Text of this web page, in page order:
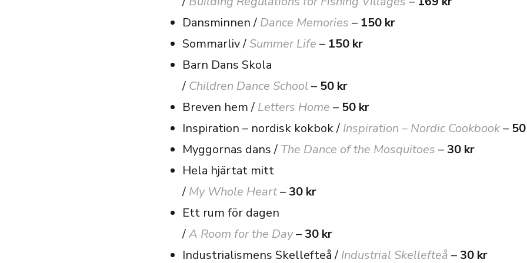
Dansminnen / Dance Memories – 150 kr
Sommarliv / Summer Life –150 kr
Barn Dans Skola
/ Children Dance School – 50 kr
Breven hem / Letters Home – 50 kr
Inspiration – nordisk kokbok / Inspiration – Nordic Cookbook–
Myggornas dans / The Dance of the Mosquitoes – 30 kr
Hela hjärtat mitt
/ My Whole Heart – 30 kr
Ett rum för dagen
/A Room for the Day – 30 kr
Industrialismens Skellefteå / Industrial Skellefteå – 30 kr